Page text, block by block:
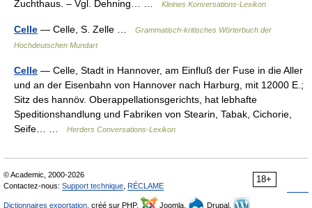
Zuchthaus. – Vgl. Dehning… …
Kleines Konversations-Lexikon
Celle — Celle, S. Zelle …
Grammatisch-kritisches Wörterbuch der
Hochdeutschen Mundart
Celle — Celle, Stadt in Hannover, am Einfluß der Fuse in die Aller
und an der Eisenbahn von Hannover nach Harburg, mit 12000 E.;
Sitz des hannöv. Oberappellationsgerichts, hat lebhafte
Speditionshandlung und Fabriken von Stearin, Tabak, Cichorie,
Seife… …
Herders Conversations-Lexikon
18+
© Academic, 2000-2026
Contactez-nous: Support technique RÉCLAME
Dictionnaires exportation , créé sur PHP, Joomla, Drupal,